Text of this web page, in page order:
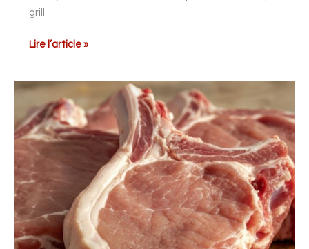
grill.
Lire l’article »
Côtelettes
de
porc